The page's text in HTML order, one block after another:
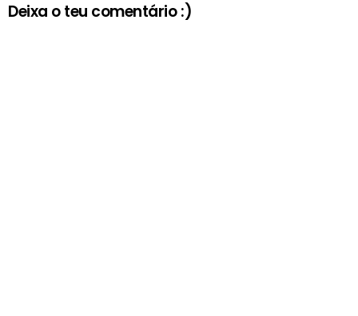
Deixa o teu comentário :)